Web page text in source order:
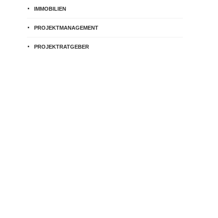
IMMOBILIEN
PROJEKTMANAGEMENT
PROJEKTRATGEBER